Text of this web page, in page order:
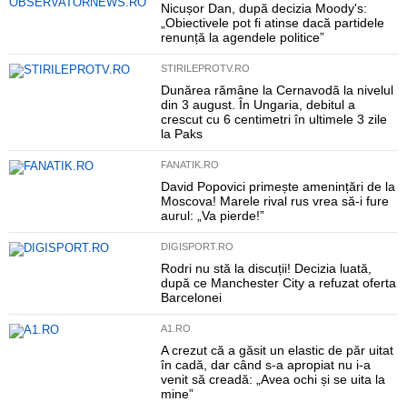
Nicușor Dan, după decizia Moody's:
„Obiectivele pot fi atinse dacă partidele
renunță la agendele politice”
STIRILEPROTV.RO
Dunărea rămâne la Cernavodă la nivelul
din 3 august. În Ungaria, debitul a
crescut cu 6 centimetri în ultimele 3 zile
la Paks
FANATIK.RO
David Popovici primește amenințări de la
Moscova! Marele rival rus vrea să-i fure
aurul: „Va pierde!”
DIGISPORT.RO
Rodri nu stă la discuții! Decizia luată,
după ce Manchester City a refuzat oferta
Barcelonei
A1.RO
A crezut că a găsit un elastic de păr uitat
în cadă, dar când s-a apropiat nu i-a
venit să creadă: „Avea ochi și se uita la
mine”